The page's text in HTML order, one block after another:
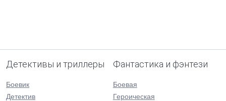
Детективы и триллеры
Боевик
Детектив
Фантастика и фэнтези
Боевая
Героическая